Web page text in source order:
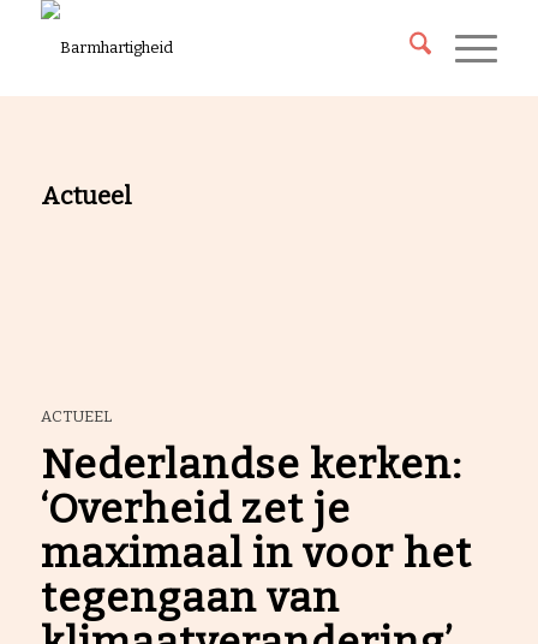
Actueel
ACTUEEL
Nederlandse kerken:
‘Overheid zet je
maximaal in voor het
tegengaan van